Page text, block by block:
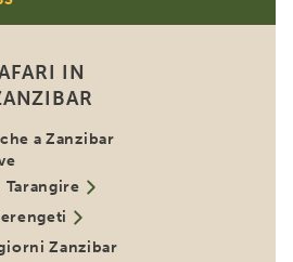
IN
a Zanzibar
Tarangire
Zanzibar